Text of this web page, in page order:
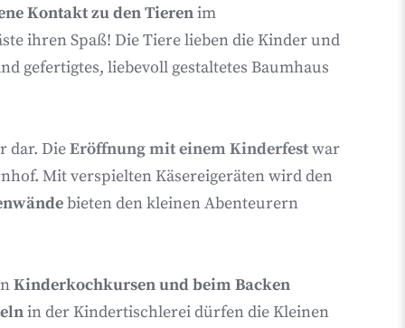
Kontakt zu den Tierenim
ihren Spaß! Die Tiere lieben die Kinder und
gefertigtes, liebevoll gestaltetes Baumhaus
dar. DieEröffnung mit einem Kinderfestwar
Mit verspielten Käsereigeräten wird den
bieten den kleinen Abenteurern
Kinderkochkursen und beim Backen
in der Kindertischlerei dürfen die Kleinen